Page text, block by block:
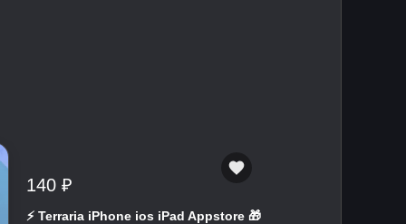
140 ₽
⚡️ Terraria iPhone ios iPad Appstore 🎁